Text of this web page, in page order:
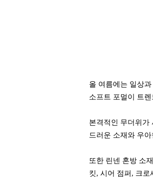
올 여름에는 일상
소프트 포멀이 트
본격적인 무더위가
드러운 소재와 우
또한 린넨 혼방 소
킷, 시어 점퍼, 크